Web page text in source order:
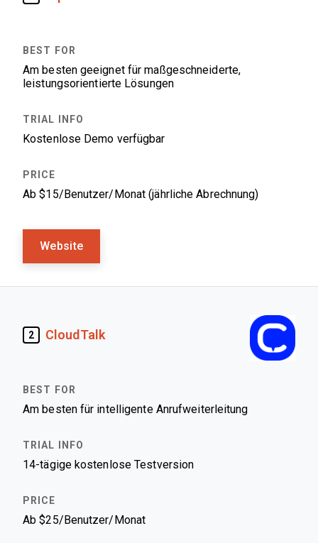
Am besten geeignet für maßgeschneiderte,
leistungsorientierte Lösungen
Kostenlose Demo verfügbar
Ab $15/Benutzer/Monat (jährliche Abrechnung)
Website
2 CloudTalk
Am besten für intelligente Anrufweiterleitung
14-tägige kostenlose Testversion
Ab $25/Benutzer/Monat